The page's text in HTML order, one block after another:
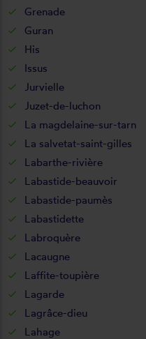
Grenade
Guran
His
Issus
Jurvielle
Juzet-de-luchon
La magdelaine-sur-tarn
La salvetat-saint-gilles
Labarthe-rivière
Labastide-beauvoir
Labastide-paumès
Labastidette
Labroquère
Lacaugne
Laffite-toupière
Lagarde
Lagrâce-dieu
Lahage